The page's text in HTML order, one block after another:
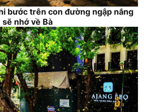
bước trên con đường ngập nắng
nhớ về Bà